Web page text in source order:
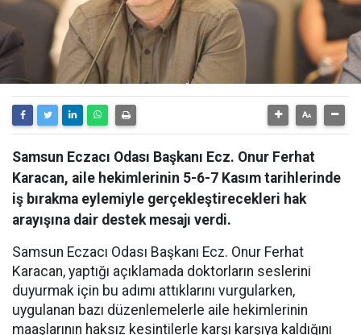
Samsun Eczacı Odası Başkanı Ecz. Onur Ferhat
Karacan, aile hekimlerinin 5-6-7 Kasım tarihlerinde
iş bırakma eylemiyle gerçekleştirecekleri hak
arayışına dair destek mesajı verdi.
Samsun Eczacı Odası Başkanı Ecz. Onur Ferhat
Karacan, yaptığı açıklamada doktorların seslerini
duyurmak için bu adımı attıklarını vurgularken,
uygulanan bazı düzenlemelerle aile hekimlerinin
maaşlarının haksız kesintilerle karşı karşıya kaldığını